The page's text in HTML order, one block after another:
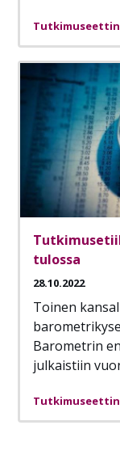
tulossa
28.10.2022
Toinen
Barometrin
julkaistiin